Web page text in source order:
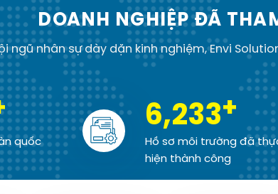
DOANH NGHIỆP ĐÃ
ngũ nhân sự dày dặn kinh nghiệm, Envi
quốc
6,234+
Hồ sơ môi trường đã
hiện thành công